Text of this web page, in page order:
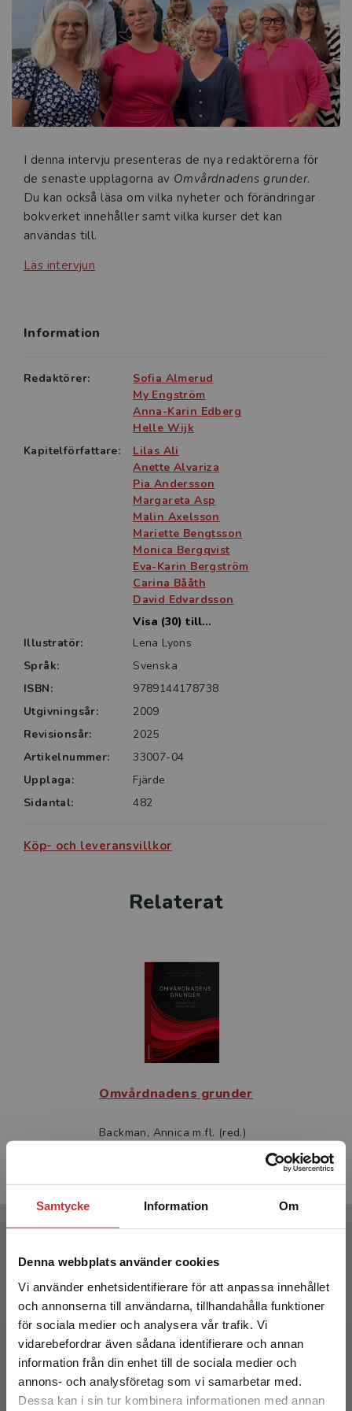
Samtycke Information Om
Denna webbplats använder cookies
Vi använder enhetsidentifierare för att anpassa innehållet
och annonserna till användarna, tillhandahålla funktioner
för sociala medier och analysera vår trafik. Vi
vidarebefordrar även sådana identifierare och annan
information från din enhet till de sociala medier och
annons- och analysföretag som vi samarbetar med.
Dessa kan i sin tur kombinera informationen med annan
Begränsad fraktregion
människors behov, att kommunicera med empati och
att agera med både kunskap och omdöme i varje
möte. Verket ger en heltäckande introduktion till
grundläggande omvårdnad och vägleder studenten
genom såväl teoretiska modeller som praktiska
färdigheter.
sjuksköterskestudenter vid universitet och hög-skolor.
Verket är skrivet som kurslitteratur för att följa
studenten under utbildningens alla tre år. Böckerna
läses utan inbördes ordning.
I denna intervju presenteras de nya redaktörerna för
de senaste upplagorna av Omvårdnadens grunder.
Du kan också läsa om vilka nyheter och förändringar
bokverket innehåller samt vilka kurser det kan
användas till.
Läs intervjun
Information
Redaktörer:
Sofia Almerud
My Engström
Anna-Karin Edberg
Helle Wijk
Kapitelförfattare:
Lilas Ali
Anette Alvariza
Pia Andersson
Margareta Asp
Malin Axelsson
Mariette Bengtsson
Monica Bergqvist
Eva-Karin Bergström
Carina Bååth
David Edvardsson
Visa (30) till...
Illustratör:
Lena Lyons
Språk:
Svenska
ISBN:
9789144178738
Utgivningsår:
2009
Revisionsår:
2025
Artikelnummer:
33007-04
Upplaga:
Fjärde
Sidantal:
482
Köp- och leveransvillkor
Relaterat
Omvårdnadens grunder
Backman, Annica m.fl. (red.)
Författare
Sofia Almerud
Sofia Almerud är specialistsjuksköterska med